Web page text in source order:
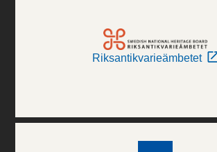
Riksantikvarieämbetet